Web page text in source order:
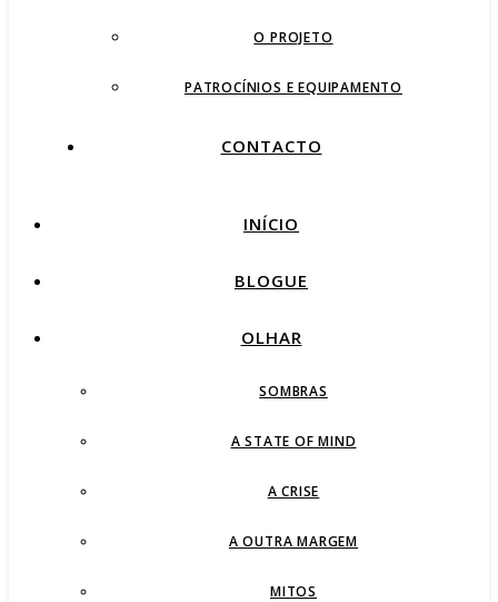
O PROJETO
PATROCÍNIOS E EQUIPAMENTO
CONTACTO
INÍCIO
BLOGUE
OLHAR
SOMBRAS
A STATE OF MIND
A CRISE
A OUTRA MARGEM
MITOS